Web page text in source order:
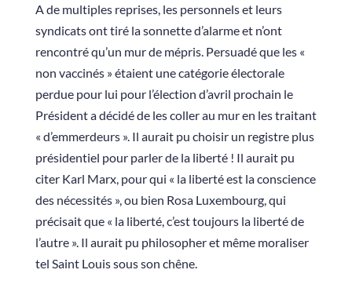
A de multiples reprises, les personnels et leurs
syndicats ont tiré la sonnette d’alarme et n’ont
rencontré qu’un mur de mépris. Persuadé que les «
non vaccinés » étaient une catégorie électorale
perdue pour lui pour l’élection d’avril prochain le
Président a décidé de les coller au mur en les traitant
« d’emmerdeurs ». Il aurait pu choisir un registre plus
présidentiel pour parler de la liberté ! Il aurait pu
citer Karl Marx, pour qui « la liberté est la conscience
des nécessités », ou bien Rosa Luxembourg, qui
précisait que « la liberté, c’est toujours la liberté de
l’autre ». Il aurait pu philosopher et même moraliser
tel Saint Louis sous son chêne.